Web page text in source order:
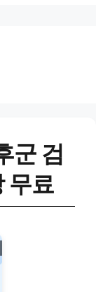
군 검
무료